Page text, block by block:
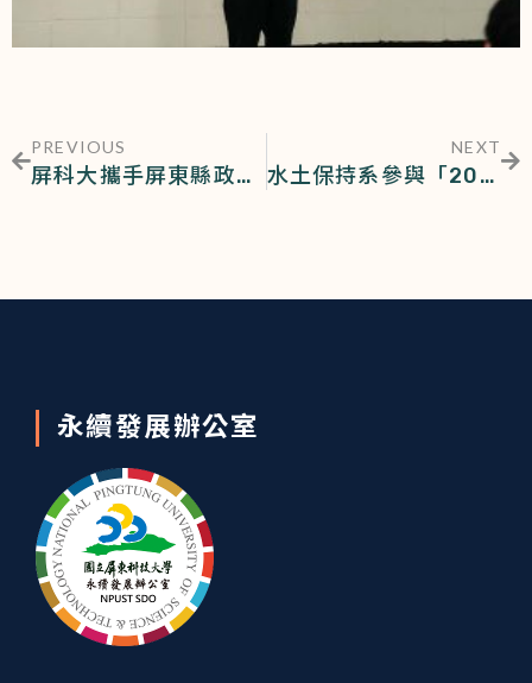
PREVIOUS
屏科大攜手屏東縣政府衛生局辦理「世代共融‧青銀共學」食品健康場活動 共同營造親老敬老友善環境
NEXT
水土保持系參與「2025水土保持月-水土保持同樂會」
永續發展辦公室